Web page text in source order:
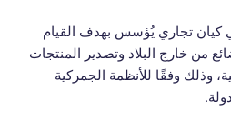
كيان تجاري يُؤسس بهدف القيام
من خارج البلاد وتصدير المنتجات
وذلك وفقًا للأنظمة الجمركية